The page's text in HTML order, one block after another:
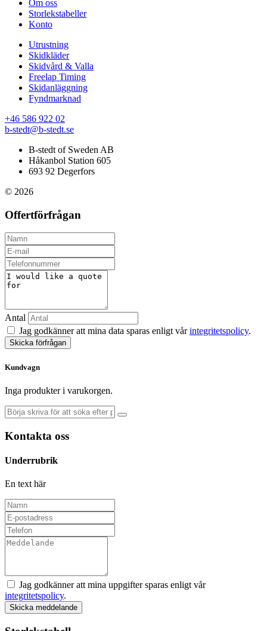
Om oss
Storlekstabeller
Konto
Utrustning
Skidkläder
Skidvård & Valla
Freelap Timing
Skidanläggning
Fyndmarknad
+46 586 922 02
b-stedt@b-stedt.se
B-stedt of Sweden AB
Håkanbol Station 605
693 92 Degerfors
© 2026
Offertförfrågan
Antal
Jag godkänner att mina data sparas enligt vårintegritetspolicy.
Skicka förfrågan
Kundvagn
Inga produkter i varukorgen.
Kontakta oss
Underrubrik
En text här
Jag godkänner att mina uppgifter sparas enligt vår
integritetspolicy.
Skicka meddelande